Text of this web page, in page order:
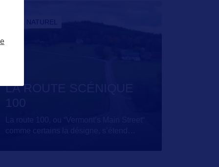
SITE NATUREL
LA ROUTE SCÉNIQUE